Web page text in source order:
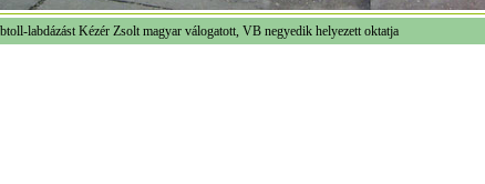
labdázást Kézér Zsolt magyar válogatott, VB negyedik helyezett oktatja